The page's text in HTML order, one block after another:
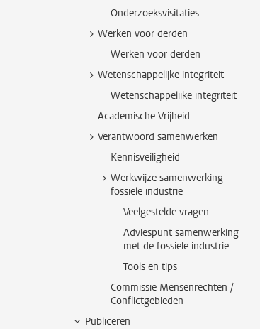
Onderzoeksvisitaties
Werken voor derden
Werken voor derden
Wetenschappelijke integriteit
Wetenschappelijke integriteit
Academische Vrijheid
Verantwoord samenwerken
Kennisveiligheid
Werkwijze samenwerking
fossiele industrie
Veelgestelde vragen
Adviespunt samenwerking
met de fossiele industrie
Tools en tips
Commissie Mensenrechten /
Conflictgebieden
Publiceren